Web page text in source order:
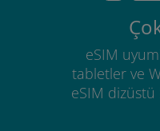
eSIM
tabletler ve
eSIM dizüstü